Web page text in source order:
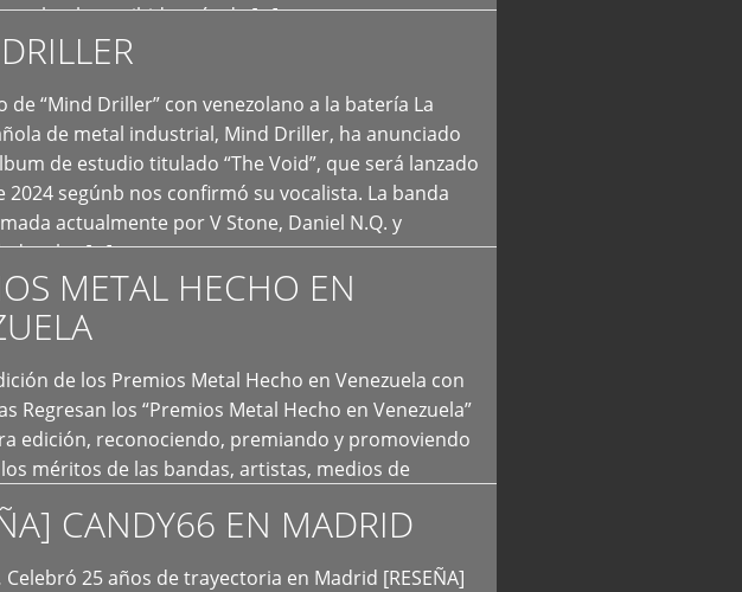
ya ha recibido más de […]
de “Mind Driller” con venezolano a la batería La
de metal industrial, Mind Driller, ha anunciado
de estudio titulado “The Void”, que será lanzado
2024 segúnb nos confirmó su vocalista. La banda
actualmente por V Stone, Daniel N.Q. y
a las […]
METAL HECHO EN
de los Premios Metal Hecho en Venezuela con
Regresan los “Premios Metal Hecho en Venezuela”
edición, reconociendo, premiando y promoviendo
méritos de las bandas, artistas, medios de
tendencias del metal y […]
CANDY66 EN MADRID
Celebró 25 años de trayectoria en Madrid [RESEÑA]